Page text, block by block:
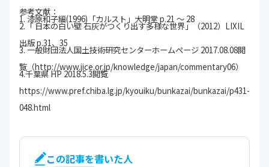
参考文献：
1. 漆原和子編(1996)「カルスト」大明堂 p.21 ～ 28
2.「 日本の白い壁 石灰がつくり出す多様な世界」（2012）LIXIL
出版 p.31、35
3. 一般財団法人国土技術研究センターホームページ 2017.08.08閲
覧（http://www.jice.or.jp/knowledge/japan/commentary06）
4.千葉県 HP 2018.5.3閲覧
https://www.pref.chiba.lg.jp/kyouiku/bunkazai/bunkazai/p431-
048.html
この記事を書いた人